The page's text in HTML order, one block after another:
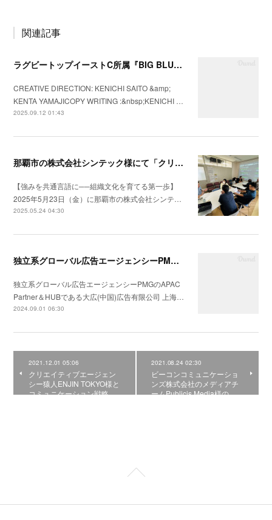
関連記事
ラグビートップイーストC所属『BIG BLUES八千代ベイ東京』の2025年シーズンプロモーションビデオを制作
CREATIVE DIRECTION: KENICHI SAITO &amp;
KENTA YAMAJICOPY WRITING :&nbsp;KENICHI …
2025.09.12 01:43
那覇市の株式会社シンテック様にて「クリフトンストレングス®」を用いた強み理解・組織文化醸成セッションを実施
【強みを共通言語に──組織文化を育てる第一歩】
2025年5月23日（金）に那覇市の株式会社シンテ…
2025.05.24 04:30
独立系グローバル広告エージェンシーPMGのAPAC Partner＆HUBである大広(中国)広告有限公司 上海分公司会社の統合コミュニケーション戦略の構築支援を開始
独立系グローバル広告エージェンシーPMGのAPAC
Partner＆HUBである大広(中国)広告有限公司 上海…
2024.09.01 06:30
2021.12.01 05:06
クリエイティブエージェン
シー猿人ENJIN TOKYO様と
コミュニケーション戦略…
2021.08.24 02:30
ビーコンコミュニケーショ
ンズ株式会社のメディアチ
ームPublicis Media様の…